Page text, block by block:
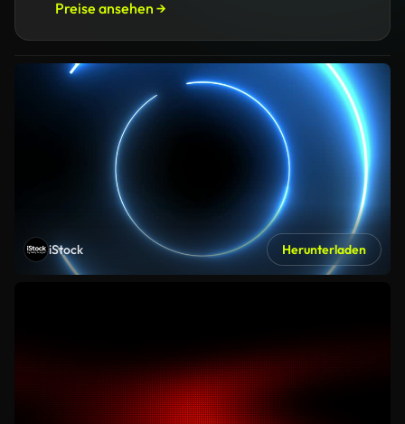
Preise ansehen →
iStock Herunterladen